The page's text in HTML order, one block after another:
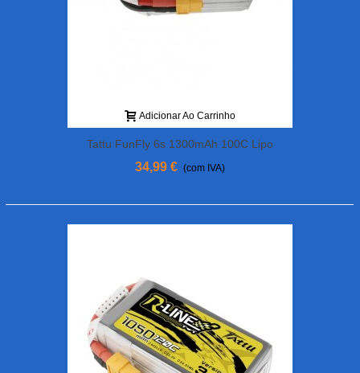
Adicionar Ao Carrinho
Tattu FunFly 6s 1300mAh 100C Lipo
Battery
34,99 € (com IVA)